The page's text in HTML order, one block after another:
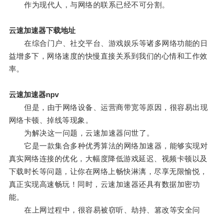
作为现代人，与网络的联系已经不可分割。
云速加速器下载地址
在综合门户、社交平台、游戏娱乐等诸多网络功能的日
益增多下，网络速度的快慢直接关系到我们的心情和工作效
率。
云速加速器npv
但是，由于网络设备、运营商带宽等原因，很容易出现
网络卡顿、掉线等现象。
为解决这一问题，云速加速器问世了。
它是一款集合多种优秀算法的网络加速器，能够实现对
真实网络连接的优化，大幅度降低游戏延迟、视频卡顿以及
下载时长等问题，让你在网络上畅快淋漓，尽享无限愉悦，
真正实现高速畅玩！同时，云速加速器还具有数据加密功
能。
在上网过程中，很容易被窃听、劫持、篡改等安全问